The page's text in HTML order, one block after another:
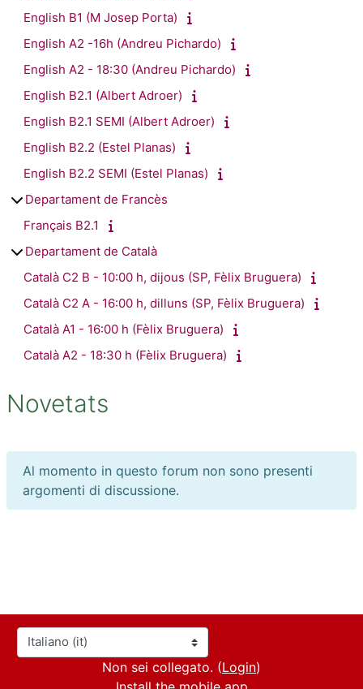
English B1 (M Josep Porta)
English A2 -16h (Andreu Pichardo)
English A2 - 18:30 (Andreu Pichardo)
English B2.1 (Albert Adroer)
English B2.1 SEMI (Albert Adroer)
English B2.2 (Estel Planas)
English B2.2 SEMI (Estel Planas)
Departament de Francès
Français B2.1
Departament de Català
Català C2 B - 10:00 h, dijous (SP, Fèlix Bruguera)
Català C2 A - 16:00 h, dilluns (SP, Fèlix Bruguera)
Català A1 - 16:00 h (Fèlix Bruguera)
Català A2 - 18:30 h (Fèlix Bruguera)
Novetats
Al momento in questo forum non sono presenti
argomenti di discussione.
Lingua
Non sei collegato. (Login)